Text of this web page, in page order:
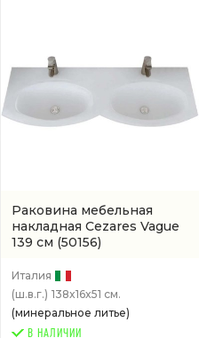
Раковина мебельная
накладная Cezares Vague
139 см (50156)
Италия
(ш.в.г.) 138x16x51 см.
(минеральное литье)
В НАЛИЧИИ